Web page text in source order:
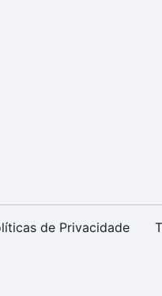
de Privacidade